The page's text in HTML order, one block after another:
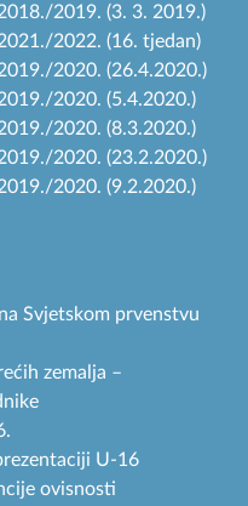
2019. (3. 3. 2019.)
2022. (16. tjedan)
2020. (26.4.2020.)
2020. (5.4.2020.)
2020. (8.3.2020.)
2020. (23.2.2020.)
2020. (9.2.2020.)
Svjetskom prvenstvu
zemalja –
U-16
ovisnosti